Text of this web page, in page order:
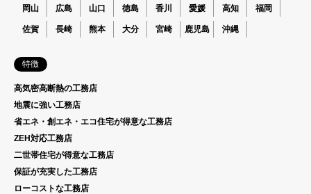
岡山 広島 山口 徳島 香川 愛媛 高知 福岡
佐賀 長崎 熊本 大分 宮崎 鹿児島 沖縄
特徴
高気密高断熱の工務店
地震に強い工務店
省エネ・創エネ・エコ住宅が得意な工務店
ZEH対応工務店
二世帯住宅が得意な工務店
保証が充実した工務店
ローコストな工務店